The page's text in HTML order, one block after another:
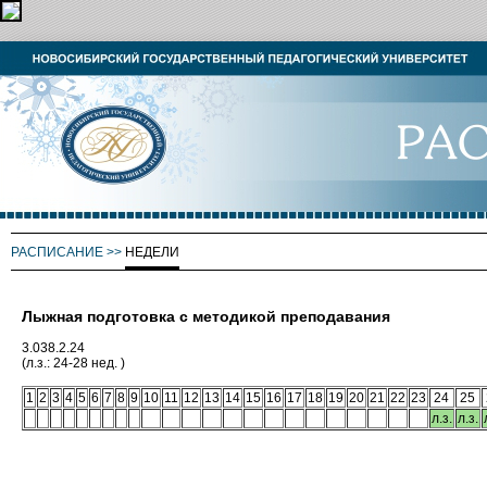
РАСПИСАНИЕ >> НЕДЕЛИ
Лыжная подготовка с методикой преподавания
3.038.2.24
(л.з.: 24-28 нед. )
1 2 3 4 5 6 7 8 9 10 11 12 13 14 15 16 17 18 19 20 21 22 23 24 25
л.з. л.з.